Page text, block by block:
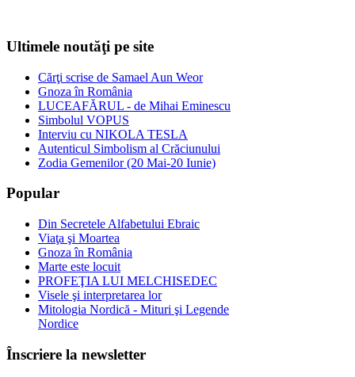
Ultimele noutăţi pe site
Cărţi scrise de Samael Aun Weor
Gnoza în România
LUCEAFĂRUL - de Mihai Eminescu
Simbolul VOPUS
Interviu cu NIKOLA TESLA
Autenticul Simbolism al Crăciunului
Zodia Gemenilor (20 Mai-20 Iunie)
Popular
Din Secretele Alfabetului Ebraic
Viaţa şi Moartea
Gnoza în România
Marte este locuit
PROFEŢIA LUI MELCHISEDEC
Visele şi interpretarea lor
Mitologia Nordică - Mituri şi Legende
Nordice
Înscriere la newsletter